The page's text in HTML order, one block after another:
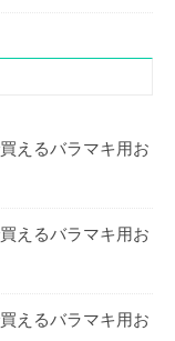
えるバラマキ用お
えるバラマキ用お
えるバラマキ用お